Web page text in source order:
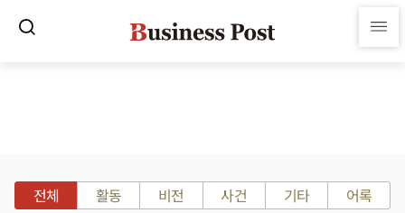
전체 활동 비전 사건 기타 어록